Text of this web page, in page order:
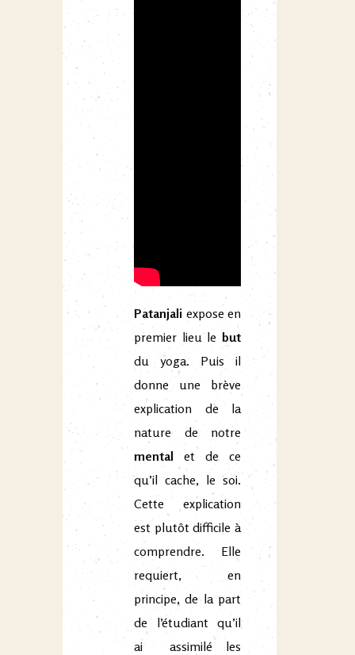
Patanjali expose en
premier lieu le but
du yoga. Puis il
donne une brève
explication de la
nature de notre
mental et de ce
qu’il cache, le soi.
Cette explication
est plutôt difficile à
comprendre. Elle
requiert, en
principe, de la part
de l’étudiant qu’il
ai assimilé les